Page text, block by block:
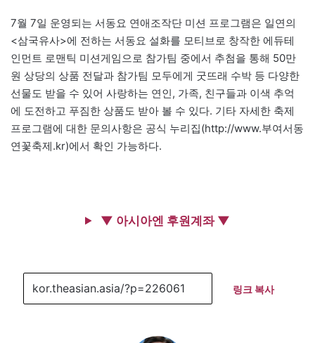
7월 7일 운영되는 서동요 연애조작단 미션 프로그램은 일연의
<삼국유사>에 전하는 서동요 설화를 모티브로 창작한 에듀테
인먼트 로맨틱 미션게임으로 참가팀 중에서 추첨을 통해 50만
원 상당의 상품 전달과 참가팀 모두에게 굿뜨래 수박 등 다양한
선물도 받을 수 있어 사랑하는 연인, 가족, 친구들과 이색 추억
에 도전하고 푸짐한 상품도 받아 볼 수 있다. 기타 자세한 축제
프로그램에 대한 문의사항은 공식 누리집(http://www.부여서동
연꽃축제.kr)에서 확인 가능하다.
▼ 아시아엔 후원계좌 ▼
링크 복사